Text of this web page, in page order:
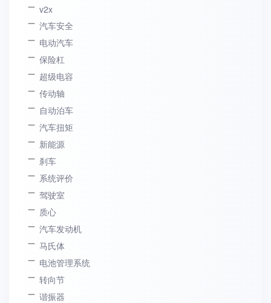
v2x
汽车安全
电动汽车
保险杠
超级电容
传动轴
自动泊车
汽车扭矩
新能源
刹车
系统评价
驾驶室
质心
汽车发动机
马氏体
电池管理系统
转向节
谐振器